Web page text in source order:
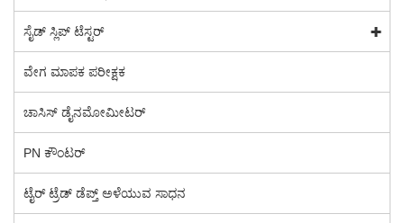
ಸೈಡ್ ಸ್ಲಿಪ್ ಟೆಸ್ಟರ್
ವೇಗ ಮಾಪಕ ಪರೀಕ್ಷಕ
ಚಾಸಿಸ್ ಡೈನಮೋಮೀಟರ್
PN ಕೌಂಟರ್
ಟೈರ್ ಟ್ರೆಡ್ ಡೆಪ್ತ್ ಅಳೆಯುವ ಸಾಧನ